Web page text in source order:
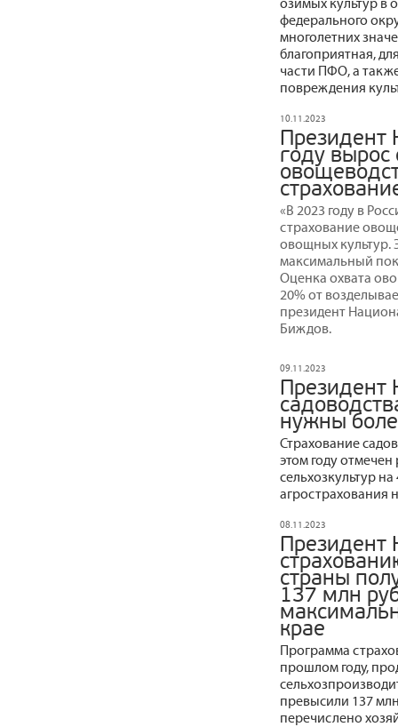
федерального
многолетних
благоприятная,
части ПФО, а
повреждения
10.11.2023
Президент
году вырос
«В 2023 году в
страхование
овощных культур.
максимальный
Оценка охвата
20% от
президент
Биждов.
09.11.2023
Президент
нужны
Страхование
этом году
сельхозкультур
агрострахования
08.11.2023
Президент
страны
137 млн
крае
Программа
прошлом году,
превысили 137
перечислено